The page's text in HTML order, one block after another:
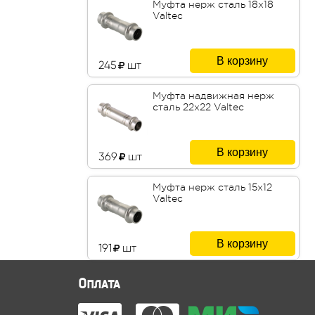
Муфта нерж сталь 18х18
Valtec
245 шт В корзину
Муфта надвижная нерж
сталь 22х22 Valtec
369 шт В корзину
Муфта нерж сталь 15х12
Valtec
191 шт В корзину
Оплата